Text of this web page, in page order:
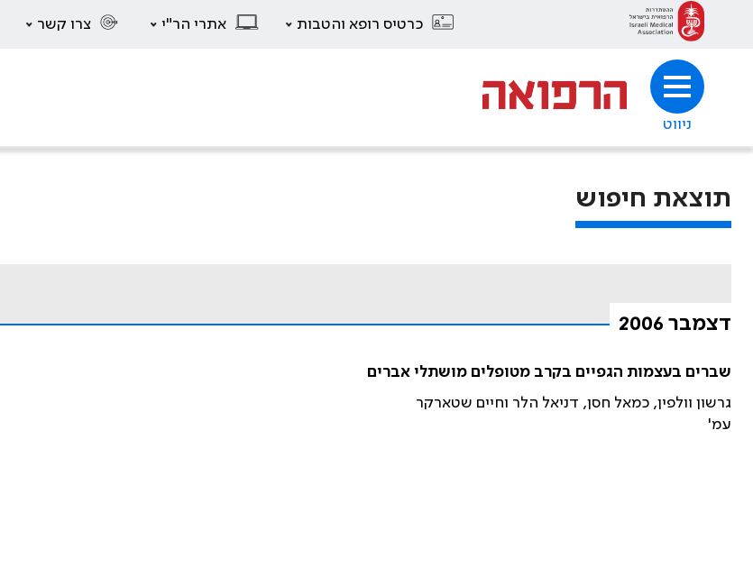
כרטיס רופא והטבות אתרי הר"י צרו קשר
ניווט
תוצאת חיפוש
דצמבר 2006
שברים בעצמות הגפיים בקרב מטופלים מושתלי אברים
גרשון וולפין, כמאל חסן, דניאל הלר וחיים שטארקר
עמ'